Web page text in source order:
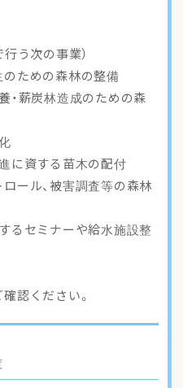
う次の事業）
ための森林の整備
薪炭林造成のための森
に資する苗木の配付
ール、被害調査等の森林
るセミナーや給水施設整
認ください。